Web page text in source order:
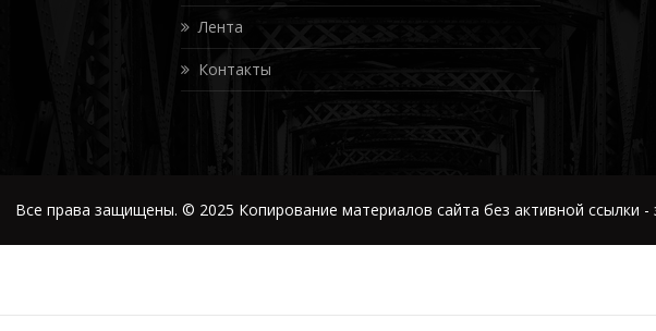
Лента
Контакты
Все права защищены. © 2025 Копирование материалов сайта без активной ссылки -